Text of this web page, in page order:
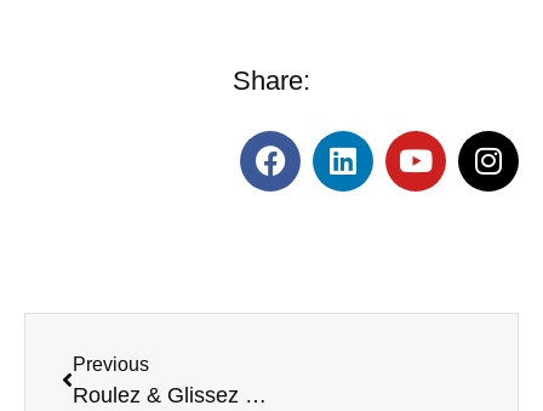
Share:
Previous
Roulez & Glissez : 20 % offerts sur le ski enfant | Castella Sports Bulle